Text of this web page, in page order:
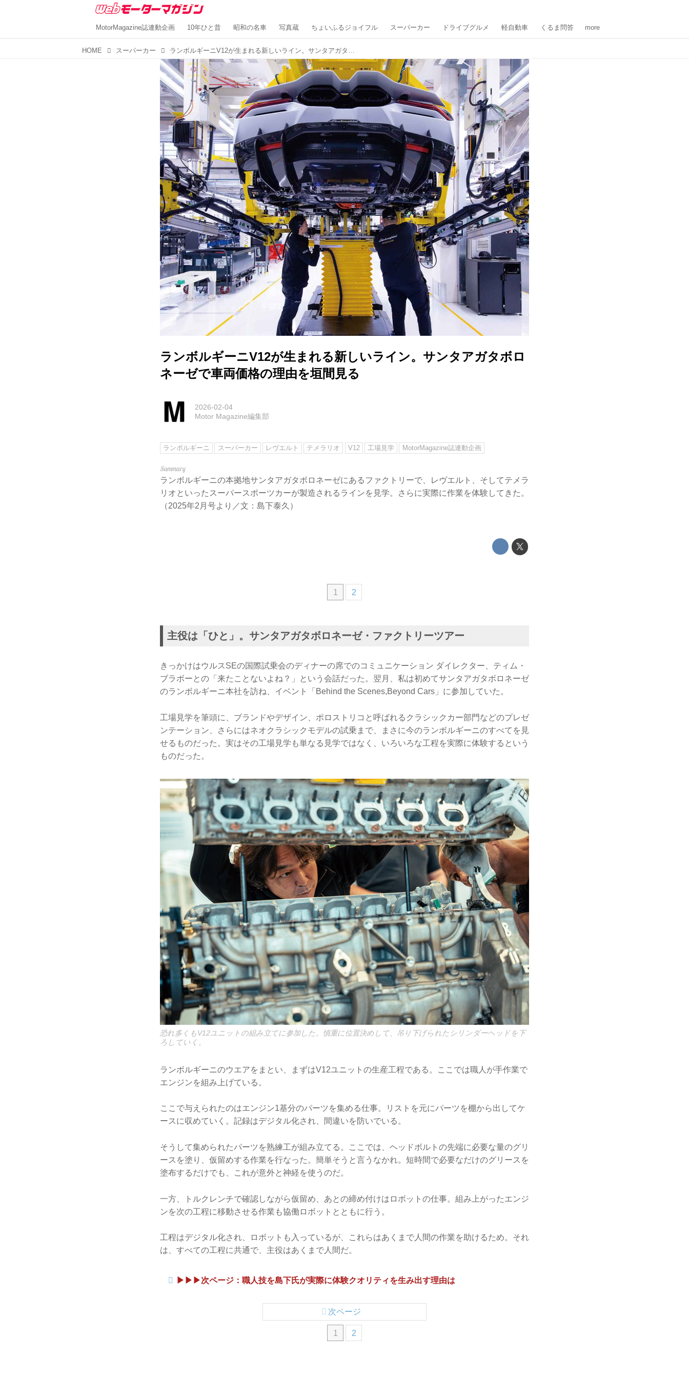
MotorMagazine誌連動企画 10年ひと昔 昭和の名車 写真蔵 ちょいふるジョイフル スーパーカー ドライブグルメ 軽自動車 くるま問答 more
HOME スーパーカー ランボルギーニV12が生まれる新しいライン。サンタアガタボロネーゼで車両価格の理由を垣間見る
ランボルギーニV12が生まれる新しいライン。サンタアガタボロ
ネーゼで車両価格の理由を垣間見る
2026-02-04
Motor Magazine編集部
ランボルギーニ スーパーカー レヴエルト テメラリオ V12 工場見学 MotorMagazine誌連動企画
ランボルギーニの本拠地サンタアガタボロネーゼにあるファクトリーで、レヴエルト、そしてテメラ
リオといったスーパースポーツカーが製造されるラインを見学。さらに実際に作業を体験してきた。
（2025年2月号より／文：島下泰久）
1 2
主役は「ひと」。サンタアガタボロネーゼ・ファクトリーツアー
きっかけはウルスSEの国際試乗会のディナーの席でのコミュニケーション ダイレクター、ティム・
ブラボーとの「来たことないよね？」という会話だった。翌月、私は初めてサンタアガタボロネーゼ
のランボルギーニ本社を訪ね、イベント「Behind the Scenes,Beyond Cars」に参加していた。
工場見学を筆頭に、ブランドやデザイン、ポロストリコと呼ばれるクラシックカー部門などのプレゼ
ンテーション、さらにはネオクラシックモデルの試乗まで、まさに今のランボルギーニのすべてを見
せるものだった。実はその工場見学も単なる見学ではなく、いろいろな工程を実際に体験するという
ものだった。
恐れ多くもV12ユニットの組み立てに参加した。慎重に位置決めして、吊り下げられたシリンダーヘッドを下
ろしていく。
ランボルギーニのウエアをまとい、まずはV12ユニットの生産工程である。ここでは職人が手作業で
エンジンを組み上げている。
ここで与えられたのはエンジン1基分のパーツを集める仕事。リストを元にパーツを棚から出してケ
ースに収めていく。記録はデジタル化され、間違いを防いでいる。
そうして集められたパーツを熟練工が組み立てる。ここでは、ヘッドボルトの先端に必要な量のグリ
ースを塗り、仮留めする作業を行なった。簡単そうと言うなかれ。短時間で必要なだけのグリースを
塗布するだけでも、これが意外と神経を使うのだ。
一方、トルクレンチで確認しながら仮留め、あとの締め付けはロボットの仕事。組み上がったエンジ
ンを次の工程に移動させる作業も協働ロボットとともに行う。
工程はデジタル化され、ロボットも入っているが、これらはあくまで人間の作業を助けるため。それ
は、すべての工程に共通で、主役はあくまで人間だ。
▶︎▶︎▶︎次ページ：職人技を島下氏が実際に体験クオリティを生み出す理由は
1 2
次ページ